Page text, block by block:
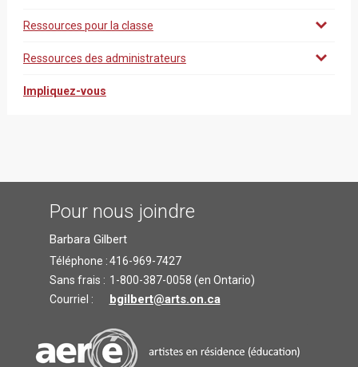
Ressources pour la classe
Ressources des administrateurs
Impliquez-vous
Pour nous joindre
Barbara Gilbert
Téléphone :
Sans frais :
Courriel :
416-969-7427
1-800-387-0058 (en Ontario)
bgilbert@arts.on.ca